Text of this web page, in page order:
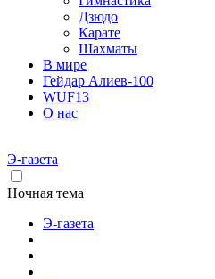
Дзюдо
Карате
Шахматы
В мире
Гейдар Алиев-100
WUF13
О нас
Э-газета
Ночная тема
Э-газета